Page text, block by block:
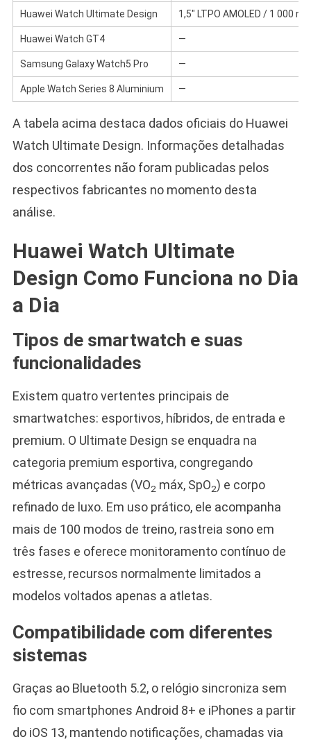
Huawei Watch Ultimate Design 1,5″ LTPO AMOLED / 1 000
Huawei Watch GT4 —
Samsung Galaxy Watch5 Pro —
Apple Watch Series 8 Aluminium —
A tabela acima destaca dados oficiais do Huawei
Watch Ultimate Design. Informações detalhadas
dos concorrentes não foram publicadas pelos
respectivos fabricantes no momento desta
análise.
Huawei Watch Ultimate
Design Como Funciona no Dia
a Dia
Tipos de smartwatch e suas
funcionalidades
Existem quatro vertentes principais de
smartwatches: esportivos, híbridos, de entrada e
premium. O Ultimate Design se enquadra na
categoria premium esportiva, congregando
métricas avançadas (VO2 máx, SpO2) e corpo
refinado de luxo. Em uso prático, ele acompanha
mais de 100 modos de treino, rastreia sono em
três fases e oferece monitoramento contínuo de
estresse, recursos normalmente limitados a
modelos voltados apenas a atletas.
Compatibilidade com diferentes
sistemas
Graças ao Bluetooth 5.2, o relógio sincroniza sem
fio com smartphones Android 8+ e iPhones a partir
do iOS 13, mantendo notificações, chamadas via